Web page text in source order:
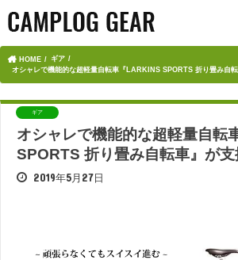
HOME
ギア
オシャレで機能的な超軽量自転車『LARKINS SPORTS 折り畳み自転
ギア
オシャレで機能的な超軽量自転
SPORTS 折り畳み自転車』が支
2019年5月27日